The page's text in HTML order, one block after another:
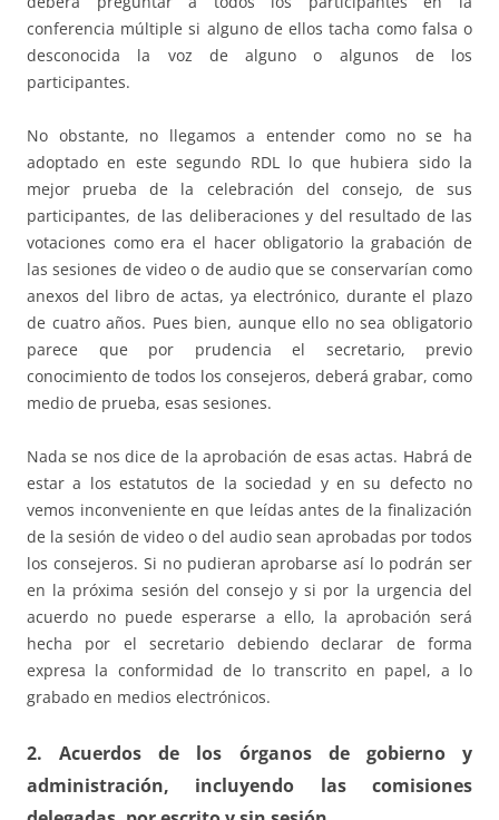
conferencia múltiple si alguno de ellos tacha como falsa o
desconocida la voz de alguno o algunos de los
participantes.
No obstante, no llegamos a entender como no se ha
adoptado en este segundo RDL lo que hubiera sido la
mejor prueba de la celebración del consejo, de sus
participantes, de las deliberaciones y del resultado de las
votaciones como era el hacer obligatorio la grabación de
las sesiones de video o de audio que se conservarían como
anexos del libro de actas, ya electrónico, durante el plazo
de cuatro años. Pues bien, aunque ello no sea obligatorio
parece que por prudencia el secretario, previo
conocimiento de todos los consejeros, deberá grabar, como
medio de prueba, esas sesiones.
Nada se nos dice de la aprobación de esas actas. Habrá de
estar a los estatutos de la sociedad y en su defecto no
vemos inconveniente en que leídas antes de la finalización
de la sesión de video o del audio sean aprobadas por todos
los consejeros. Si no pudieran aprobarse así lo podrán ser
en la próxima sesión del consejo y si por la urgencia del
acuerdo no puede esperarse a ello, la aprobación será
hecha por el secretario debiendo declarar de forma
expresa la conformidad de lo transcrito en papel, a lo
grabado en medios electrónicos.
2. Acuerdos de los órganos de gobierno y
administración, incluyendo las comisiones